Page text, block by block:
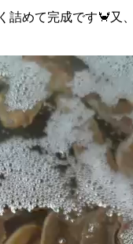
詰めて完成です🦀又